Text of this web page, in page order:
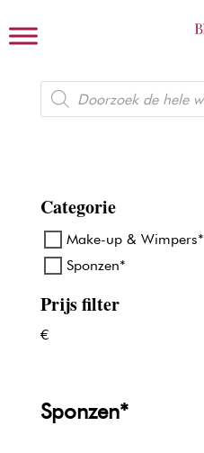
Producten
zoeken
Categorie
Make-up & Wimpers*
Sponzen*
Prijs filter
€
Sponzen*